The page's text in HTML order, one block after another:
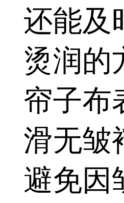
还能及
烫润的
帘子布
滑无皱
避免因